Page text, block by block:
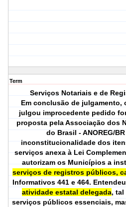
Term
Serviços Notariais e de
Em conclusão de julgamento,
julgou improcedente pedido
proposta pela Associação dos
do Brasil - ANOREG/
inconstitucionalidade dos
serviços anexa à Lei
autorizam os Municípios a
serviços de registros públicos,
Informativos 441 e 464.
atividade estatal delegada, tal
serviços públicos essenciais,